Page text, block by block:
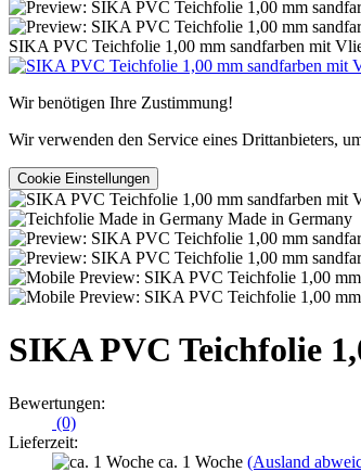
SIKA PVC Teichfolie 1,00 mm sandfarben mit
Wir benötigen Ihre Zustimmung!
Wir verwenden den Service eines Drittanbieters,
Cookie Einstellungen
Made in Germany
SIKA PVC Teichfolie
Bewertungen:
(0)
Lieferzeit:
ca. 1 Woche (Ausland